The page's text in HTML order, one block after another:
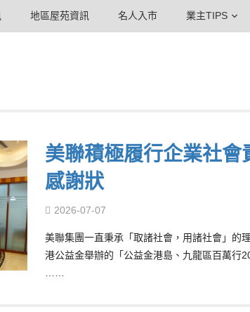
地區屋苑資訊 名人入市 業主TIPS
美聯積極履行企業社
感謝狀
2026-07-07
美聯集團一直秉承「取諸社會，用諸社會」的
港公益金舉辦的「公益金港島、九龍區百萬行